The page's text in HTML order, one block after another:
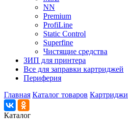
NN
Premium
ProfiLine
Static Control
Superfine
Чистящие средства
ЗИП для принтера
Все для заправки картриджей
Периферия
Главная Каталог товаров Картриджи
Каталог